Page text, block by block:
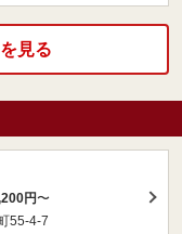
見る
円〜
55-4-7